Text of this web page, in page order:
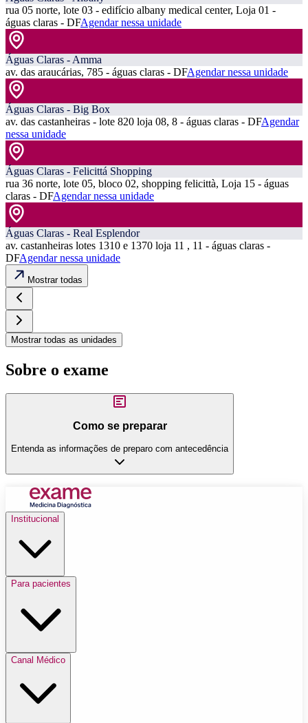
rua 05 norte, lote 03 - edifício albany medical center, Loja 01 -
águas claras - DFAgendar nessa unidade
Águas Claras - Amma
av. das araucárias, 785 - águas claras - DFAgendar nessa unidade
Águas Claras - Big Box
av. das castanheiras - lote 820 loja 08, 8 - águas claras - DFAgendar
nessa unidade
Águas Claras - Felicittá Shopping
rua 36 norte, lote 05, bloco 02, shopping felicittà, Loja 15 - águas
claras - DFAgendar nessa unidade
Águas Claras - Real Esplendor
av. castanheiras lotes 1310 e 1370 loja 11 , 11 - águas claras -
DFAgendar nessa unidade
Mostrar todas
Mostrar todas as unidades
Sobre o exame
Como se preparar
Entenda as informações de preparo com antecedência
Institucional
Para pacientes
Canal Médico